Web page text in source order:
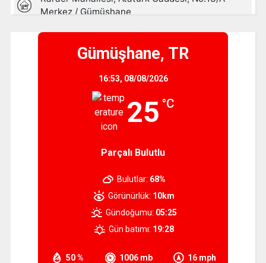
Gümüşhane, TR
16:53, 08/08/2026
25 °C
Parçalı Bulutlu
50 % 1006 mb 16 mph
Bulutlar: 68%
Görünürlük: 10km
Gündoğumu: 05:25
Gün batımı: 19:28